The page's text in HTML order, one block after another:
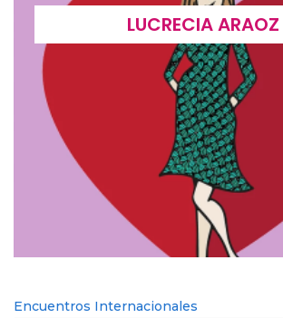
LUCRECIA ARAOZ
Encuentros Internacionales